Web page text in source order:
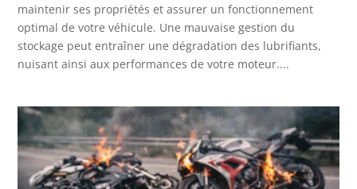
maintenir ses propriétés et assurer un fonctionnement
optimal de votre véhicule. Une mauvaise gestion du
stockage peut entraîner une dégradation des lubrifiants,
nuisant ainsi aux performances de votre moteur....